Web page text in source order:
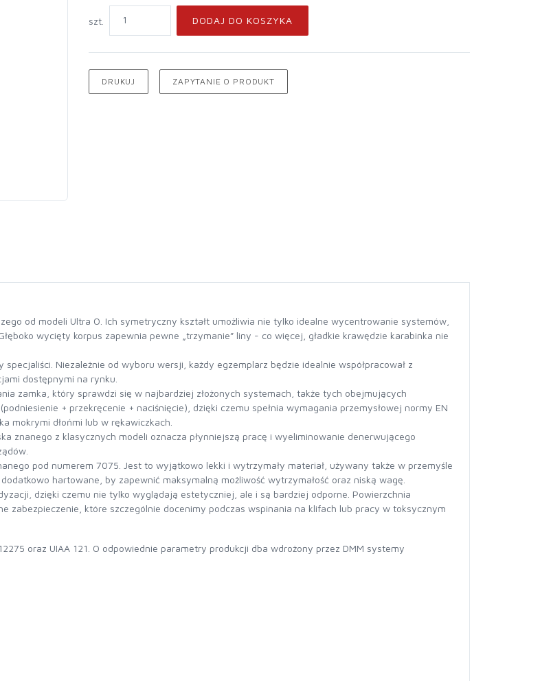
szt. DODAJ DO KOSZYKA
DRUKUJ ZAPYTANIE O PRODUKT
od modeli Ultra O. Ich symetryczny kształt umożliwia nie tylko idealne wycentrowanie systemów,
wycięty korpus zapewnia pewne „trzymanie” liny - co więcej, gładkie krawędzie karabinka nie
Niezależnie od wyboru wersji, każdy egzemplarz będzie idealnie współpracował z
dostępnymi na rynku.
zamka, który sprawdzi się w najbardziej złożonych systemach, także tych obejmujących
+ przekręcenie + naciśnięcie), dzięki czemu spełnia wymagania przemysłowej normy EN
mokrymi dłońmi lub w rękawiczkach.
znanego z klasycznych modeli oznacza płynniejszą pracę i wyeliminowanie denerwującego
pod numerem 7075. Jest to wyjątkowo lekki i wytrzymały materiał, używany także w przemyśle
hartowane, by zapewnić maksymalną możliwość wytrzymałość oraz niską wagę.
dzięki czemu nie tylko wyglądają estetyczniej, ale i są bardziej odporne. Powierzchnia
zabezpieczenie, które szczególnie docenimy podczas wspinania na klifach lub pracy w toksycznym
oraz UIAA 121. O odpowiednie parametry produkcji dba wdrożony przez DMM systemy